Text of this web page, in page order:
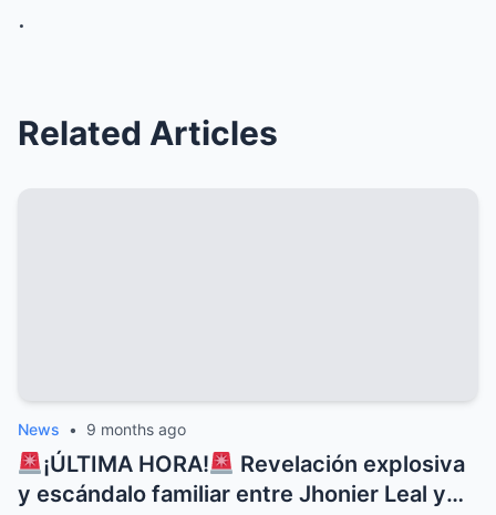
.
Related Articles
News • 9 months ago
¡ÚLTIMA HORA!
Revelación explosiva
y escándalo familiar entre Jhonier Leal y